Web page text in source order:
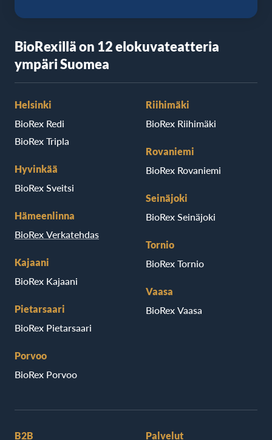
BioRexillä on 12 elokuvateatteria
ympäri Suomea
Helsinki
BioRex Redi
BioRex Tripla
Hyvinkää
BioRex Sveitsi
Hämeenlinna
BioRex Verkatehdas
Kajaani
BioRex Kajaani
Pietarsaari
BioRex Pietarsaari
Porvoo
BioRex Porvoo
Riihimäki
BioRex Riihimäki
Rovaniemi
BioRex Rovaniemi
Seinäjoki
BioRex Seinäjoki
Tornio
BioRex Tornio
Vaasa
BioRex Vaasa
B2B
Palvelut